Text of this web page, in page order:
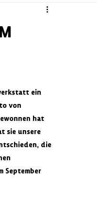
ein
von
hat
sie unsere
die
September